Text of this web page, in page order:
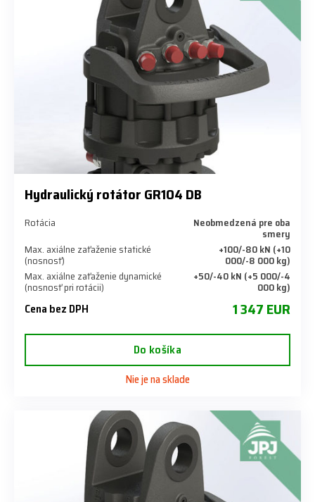
Hydraulický rotátor GR104 DB
Rotácia Neobmedzená pre oba
smery
Max. axiálne zaťaženie statické
(nosnosť)
+100/-80 kN (+10
000/-8 000 kg)
Max. axiálne zaťaženie dynamické
(nosnosť pri rotácii)
+50/-40 kN (+5 000/-4
000 kg)
Cena bez DPH 1 347 EUR
Do košíka
Nie je na sklade